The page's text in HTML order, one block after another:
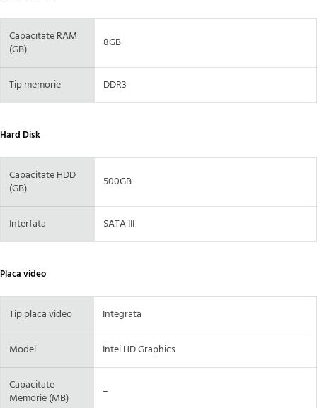
Capacitate RAM
(GB)
8GB
Tip memorie DDR3
Hard Disk
Capacitate HDD
(GB)
500GB
Interfata SATA III
Placa video
Tip placa video Integrata
Model Intel HD Graphics
Capacitate
Memorie (MB)
–